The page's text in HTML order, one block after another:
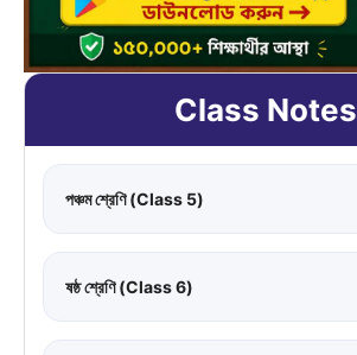
Class Notes
পঞ্চম শ্রেণি (Class 5)
ষষ্ঠ শ্রেণি (Class 6)